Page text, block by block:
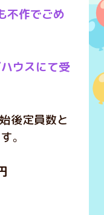
不作でごめ
ウスにて受
後定員数と
。